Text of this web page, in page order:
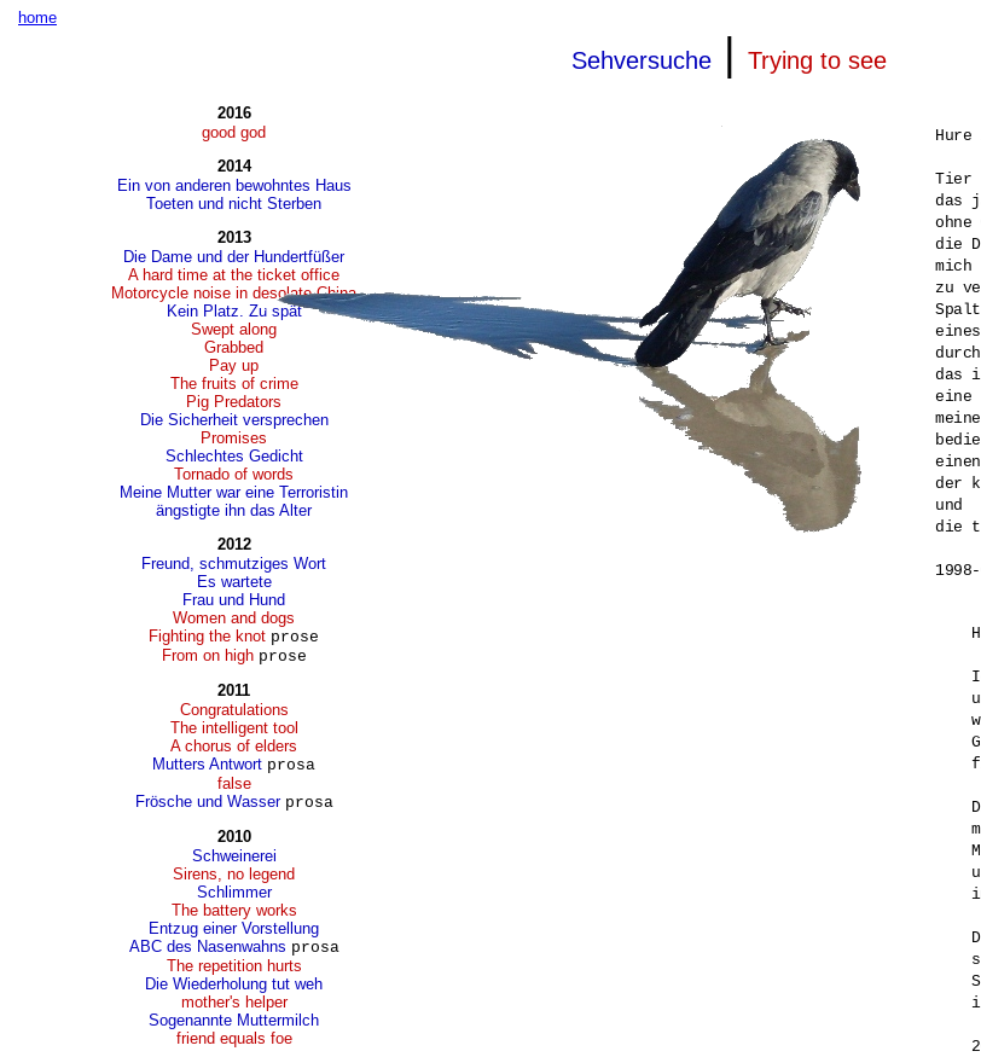
home
Sehversuche| Trying to see
2016
good god
2014
Ein von anderen bewohntes Haus
Toeten und nicht Sterben
2013
Die Dame und der Hundertfüßer
A hard time at the ticket office
Motorcycle noise in desolate China
Kein Platz. Zu spät
Swept along
Grabbed
Pay up
The fruits of crime
Pig Predators
Die Sicherheit versprechen
Promises
Schlechtes Gedicht
Tornado of words
Meine Mutter war eine Terroristin
ängstigte ihn das Alter
2012
Freund, schmutziges Wort
Es wartete
Frau und Hund
Women and dogs
Fighting the knot prose
From on high prose
2011
Congratulations
The intelligent tool
A chorus of elders
Mutters Antwort prosa
false
Frösche und Wasser prosa
2010
Schweinerei
Sirens, no legend
Schlimmer
The battery works
Entzug einer Vorstellung
ABC des Nasenwahns prosa
The repetition hurts
Die Wiederholung tut weh
mother's helper
Sogenannte Muttermilch
friend equals foe
Tier
das
die
mich
zu
Spalt
das
eine
der
und
die